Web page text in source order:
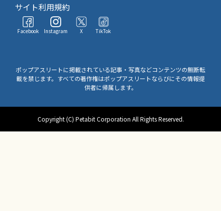
サイト利用規約
Facebook Instagram X TikTok
ポップアスリートに掲載されている記事・写真などコンテンツの無断転
載を禁じます。すべての著作権はポップアスリートならびにその情報提
供者に帰属します。
Copyright (C) Petabit Corporation All Rights Reserved.